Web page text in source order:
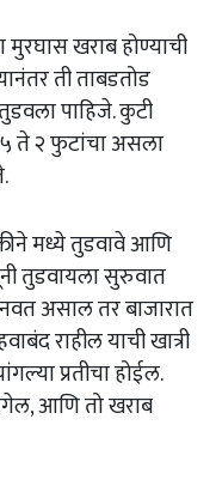
खराब होण्याची
ती ताबडतोड
पाहिजे. कुटी
ते २ फुटांचा असला
मध्ये तुडवावे आणि
तुडवायला सुरुवात
असाल तर बाजारात
राहील याची खात्री
प्रतीचा होईल.
आणि तो खराब